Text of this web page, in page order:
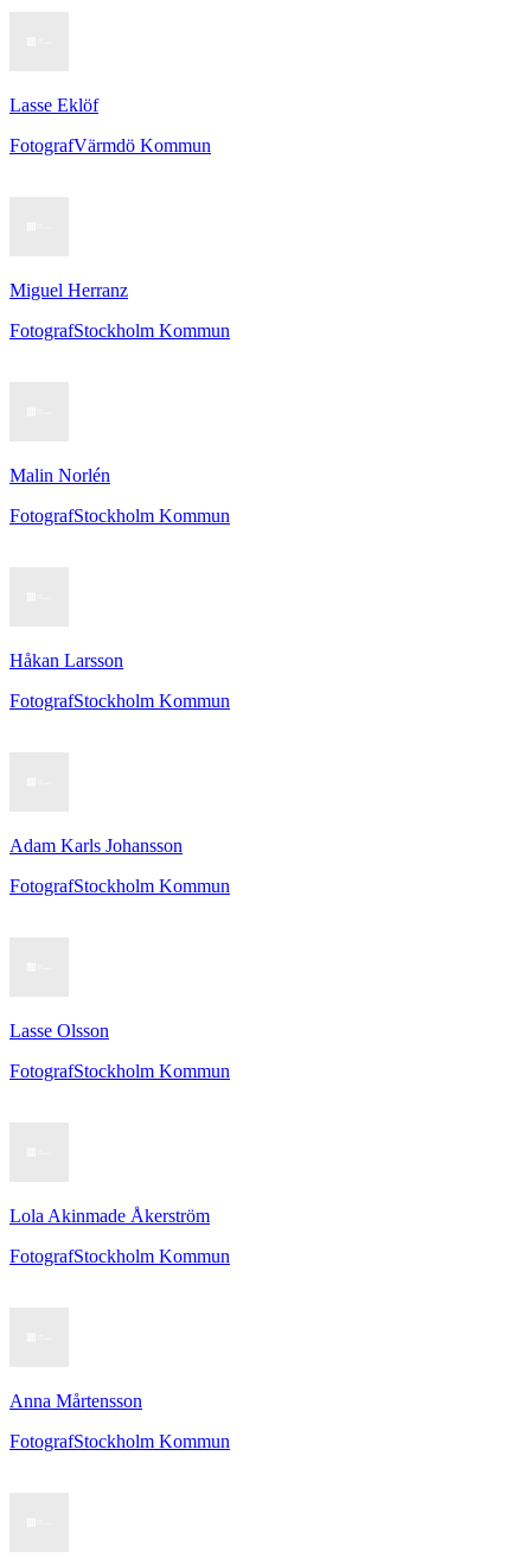
Lasse Eklöf
FotografVärmdö Kommun
Miguel Herranz
FotografStockholm Kommun
Malin Norlén
FotografStockholm Kommun
Håkan Larsson
FotografStockholm Kommun
Adam Karls Johansson
FotografStockholm Kommun
Lasse Olsson
FotografStockholm Kommun
Lola Akinmade Åkerström
FotografStockholm Kommun
Anna Mårtensson
FotografStockholm Kommun